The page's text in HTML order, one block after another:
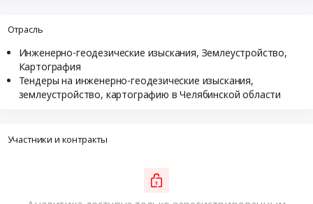
Отрасль
Инженерно-геодезические изыскания, Землеустройство,
Картография
Тендеры на инженерно-геодезические изыскания,
землеустройство, картографию в Челябинской области
Участники и контракты